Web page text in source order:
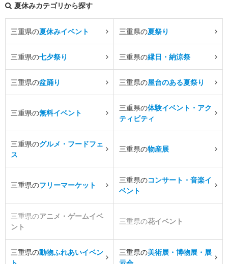
夏休みカテゴリから探す
三重県の夏休みイベント 三重県の夏祭り
三重県の七夕祭り 三重県の縁日・納涼祭
三重県の盆踊り 三重県の屋台のある夏祭り
三重県の無料イベント
三重県の体験イベント・アク
ティビティ
三重県のグルメ・フードフェ
ス
三重県の物産展
三重県のフリーマーケット
三重県のコンサート・音楽イ
ベント
三重県のアニメ・ゲームイベ
ント
三重県の花イベント
三重県の動物ふれあいイベン
三重県の美術展・博物展・展